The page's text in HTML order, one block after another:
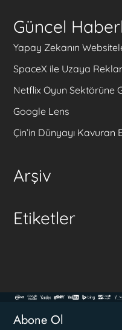
Güncel
Yapay Zekanın
SpaceX ile Uzaya
Netflix Oyun Sektörüne
Google Lens
Çin’in Dünyayı Kavuran
Arşiv
Etiketler
Abone Ol